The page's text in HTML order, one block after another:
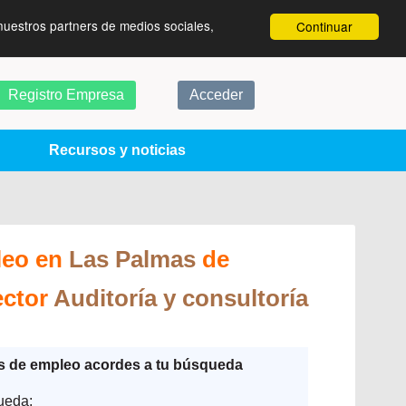
Continuar
partners de medios sociales,
Registro Empresa Acceder
Recursos y noticias
en Las Palmas de
Auditoría y consultoría
de empleo acordes a tu búsqueda